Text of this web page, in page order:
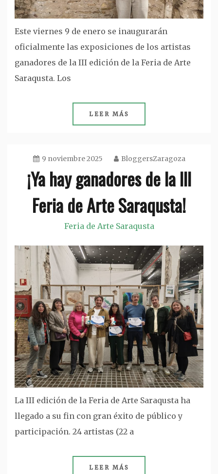
Este viernes 9 de enero se inaugurarán
oficialmente las exposiciones de los artistas
ganadores de la III edición de la Feria de Arte
Saraqusta. Los
LEER MÁS
9 noviembre 2025 BloggersZaragoza
¡Ya hay ganadores de la III
Feria de Arte Saraqusta!
Feria de Arte Saraqusta
La III edición de la Feria de Arte Saraqusta ha
llegado a su fin con gran éxito de público y
participación. 24 artistas (22 a
LEER MÁS